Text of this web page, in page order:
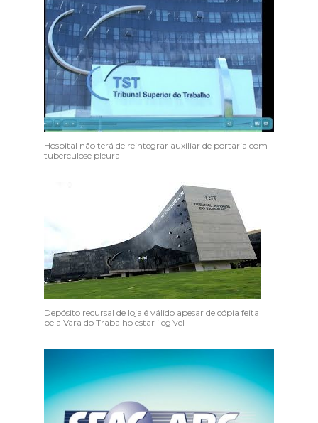
Hospital não terá de reintegrar auxiliar de portaria com
tuberculose pleural
Depósito recursal de loja é válido apesar de cópia feita
pela Vara do Trabalho estar ilegível